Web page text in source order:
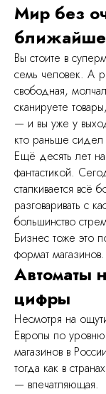
Мир без
Вы стоите в
семь человек. А
свободная,
сканируете
— и вы уже у
кто раньше сидел
Ещё десять лет
фантастикой.
сталкивается всё
разговаривать с
большинство
Бизнес тоже это
формат магазинов.
Автоматы
цифры
Несмотря на
Европы по
магазинов в
тогда как в
— впечатляющая.